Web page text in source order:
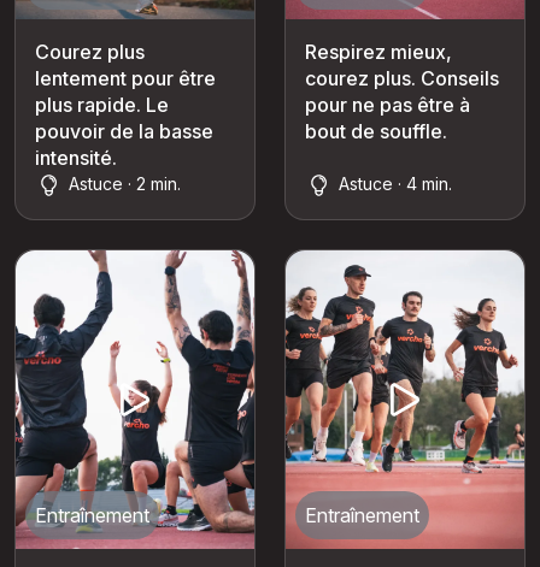
Courez plus
lentement pour être
plus rapide. Le
pouvoir de la basse
intensité.
Astuce · 2 min.
Respirez mieux,
courez plus. Conseils
pour ne pas être à
bout de souffle.
Astuce · 4 min.
Entraînement Entraînement